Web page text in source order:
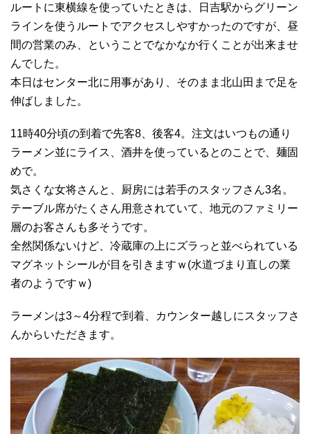
ルートに東横線を使っていたときは、日吉駅からグリーン
ラインを使うルートでアクセスしやすかったのですが、昼
間の営業のみ、ということでなかなか行くことが出来ませ
んでした。
本日はセンター北に用事があり、そのまま北山田まで足を
伸ばしました。
11時40分頃の到着で先客8、後客4。注文はいつもの通り
ラーメン並にライス、酒井を使っているとのことで、麺固
めで。
気さくな女将さんと、厨房には若手のスタッフさん3名。
テーブル席がたくさん用意されていて、地元のファミリー
層のお客さんも多そうです。
全然関係ないけど、冷蔵庫の上にズラっと並べられている
マグネットシールが目を引きますｗ(水道づまり直しの業
者のようですｗ)
ラーメンは3～4分程で到着、カウンター越しにスタッフさ
んからいただきます。